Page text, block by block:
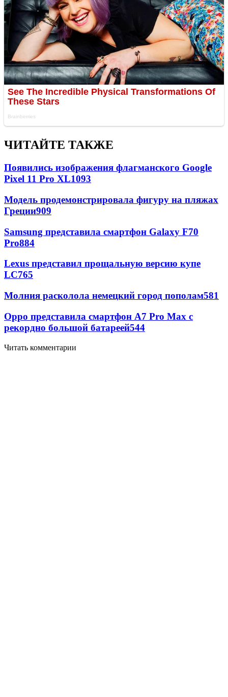
ЧИТАЙТЕ ТАКЖЕ
Появились изображения флагманского Google
Pixel 11 Pro XL1093
Модель продемонстрировала фигуру на пляжах
Греции909
Samsung представила смартфон Galaxy F70
Pro884
Lexus представил прощальную версию купе
LC765
Молния расколола немецкий город пополам581
Oppo представила смартфон A7 Pro Max с
рекордно большой батареей544
Читать комментарии